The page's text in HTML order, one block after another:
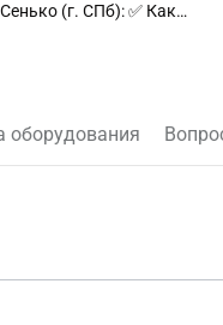
(г. СПб): ✅ Как
нержавеющей стали? ✅
✅ Как
оборудования